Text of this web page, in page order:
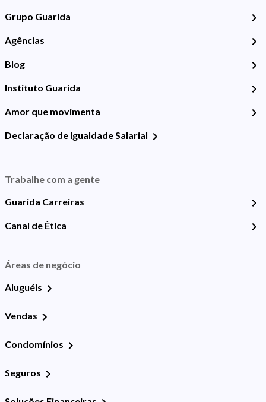
Grupo Guarida
Agências
Blog
Instituto Guarida
Amor que movimenta
Declaração de Igualdade Salarial
Trabalhe com a gente
Guarida Carreiras
Canal de Ética
Áreas de negócio
Aluguéis
Vendas
Condomínios
Seguros